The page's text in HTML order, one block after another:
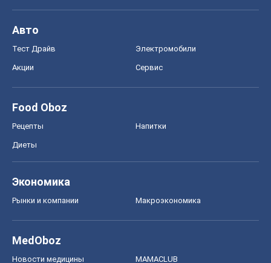
Авто
Тест Драйв Электромобили
Акции Сервис
Food Oboz
Рецепты Напитки
Диеты
Экономика
Рынки и компании Mакроэкономика
MedOboz
Новости медицины MAMACLUB